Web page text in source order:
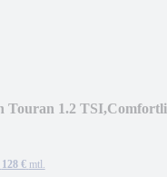
Touran 1.2
128 € mtl.